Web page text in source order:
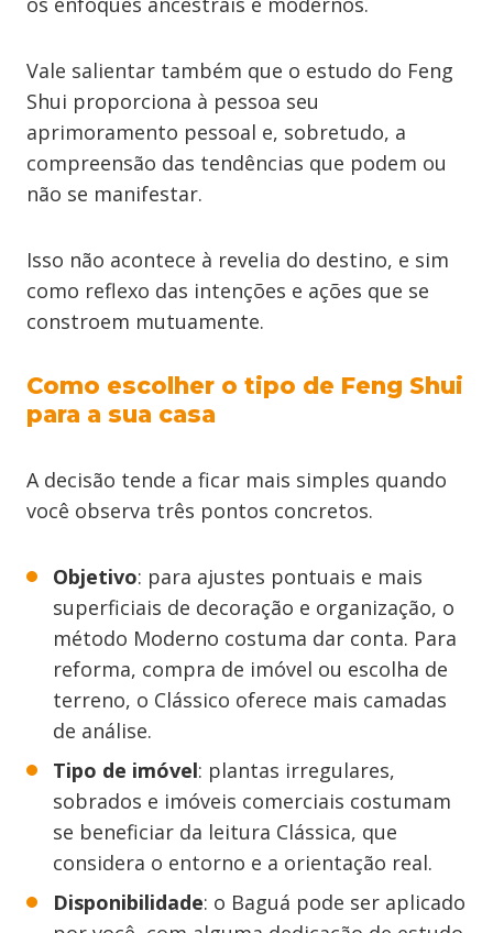
Vale salientar também que o estudo do Feng
Shui proporciona à pessoa seu
aprimoramento pessoal e, sobretudo, a
compreensão das tendências que podem ou
não se manifestar.
Isso não acontece à revelia do destino, e sim
como reflexo das intenções e ações que se
constroem mutuamente.
Como escolher o tipo de Feng Shui
para a sua casa
A decisão tende a ficar mais simples quando
você observa três pontos concretos.
Objetivo: para ajustes pontuais e mais
superficiais de decoração e organização, o
método Moderno costuma dar conta. Para
reforma, compra de imóvel ou escolha de
terreno, o Clássico oferece mais camadas
de análise.
Tipo de imóvel: plantas irregulares,
sobrados e imóveis comerciais costumam
se beneficiar da leitura Clássica, que
considera o entorno e a orientação real.
Disponibilidade: o Baguá pode ser aplicado